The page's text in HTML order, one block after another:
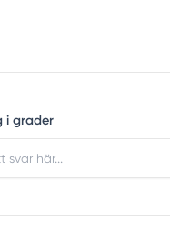
i grader